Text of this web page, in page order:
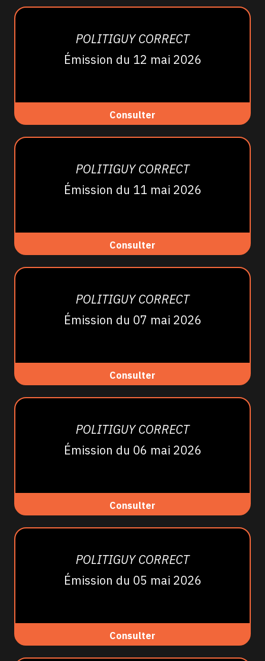
POLITIGUY CORRECT
Émission du 12 mai 2026
Consulter
POLITIGUY CORRECT
Émission du 11 mai 2026
Consulter
POLITIGUY CORRECT
Émission du 07 mai 2026
Consulter
POLITIGUY CORRECT
Émission du 06 mai 2026
Consulter
POLITIGUY CORRECT
Émission du 05 mai 2026
Consulter